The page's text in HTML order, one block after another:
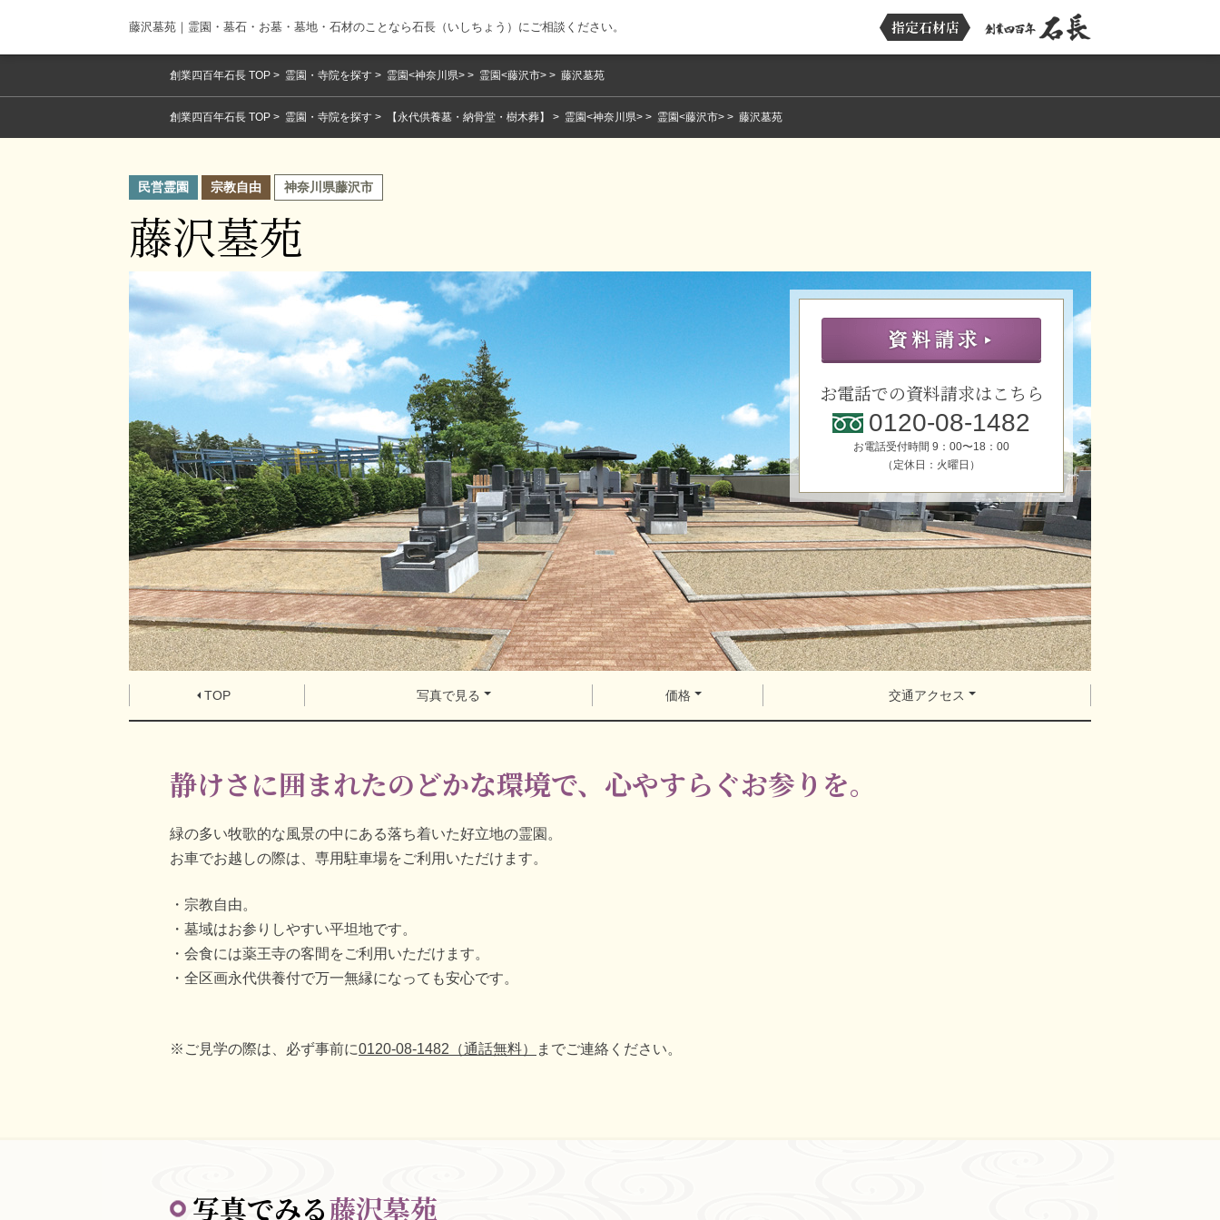
藤沢墓苑｜霊園・墓石・お墓・墓地・石材のことなら石長（いしちょう）にご相談ください。
創業四百年石長 TOP 霊園・寺院を探す 霊園<神奈川県> 霊園<藤沢市> 藤沢墓苑
創業四百年石長 TOP 霊園・寺院を探す 【永代供養墓・納骨堂・樹木葬】 霊園<神奈川県> 霊園<藤沢市> 藤沢墓苑
民営霊園 宗教自由 神奈川県藤沢市
藤沢墓苑
お電話での資料請求はこちら
0120-08-1482
お電話受付時間 9：00〜18：00
（定休日：火曜日）
TOP 写真で見る 価格 交通アクセス
静けさに囲まれたのどかな環境で、心やすらぐお参りを。
緑の多い牧歌的な風景の中にある落ち着いた好立地の霊園。
お車でお越しの際は、専用駐車場をご利用いただけます。
宗教自由。
墓域はお参りしやすい平坦地です。
会食には薬王寺の客間をご利用いただけます。
全区画永代供養付で万一無縁になっても安心です。
※ご見学の際は、必ず事前に0120-08-1482（通話無料） までご連絡ください。
写真でみる藤沢墓苑